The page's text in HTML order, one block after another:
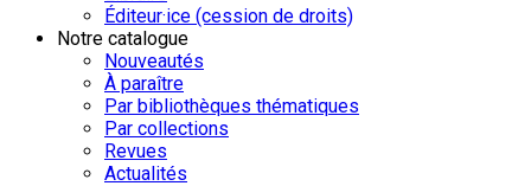
Éditeur·ice (cession de droits)
Notre catalogue
Nouveautés
À paraître
Par bibliothèques thématiques
Par collections
Revues
Actualités